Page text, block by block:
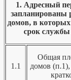
1. Адресный
запланированы
домов, в
срок службы
1.1
Общая
домов